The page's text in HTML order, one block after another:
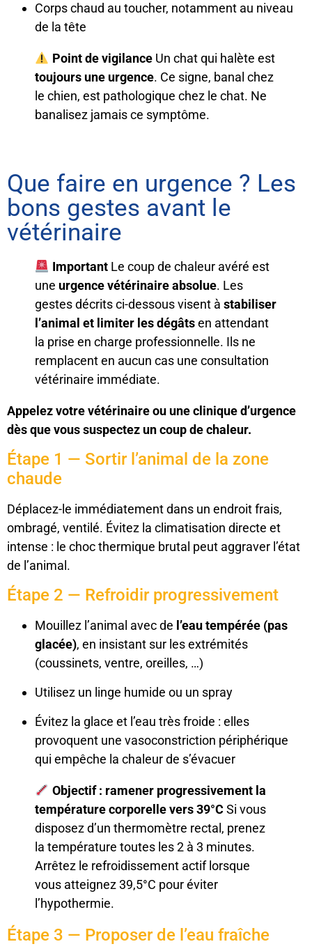
Corps chaud au toucher, notamment au niveau
de la tête
Point de vigilanceUn chat qui halète est
toujours une urgence. Ce signe, banal chez
le chien, est pathologique chez le chat. Ne
banalisez jamais ce symptôme.
Que faire en urgence ? Les
bons gestes avant le
vétérinaire
ImportantLe coup de chaleur avéré est
une urgence vétérinaire absolue. Les
gestes décrits ci-dessous visent à stabiliser
l’animal et limiter les dégâtsen attendant
la prise en charge professionnelle. Ils ne
remplacent en aucun cas une consultation
vétérinaire immédiate.
Appelez votre vétérinaire ou une clinique d’urgence
dès que vous suspectez un coup de chaleur.
Étape 1 — Sortir l’animal de la zone
chaude
Déplacez-le immédiatement dans un endroit frais,
ombragé, ventilé. Évitez la climatisation directe et
intense : le choc thermique brutal peut aggraver l’état
de l’animal.
Étape 2 — Refroidir progressivement
Mouillez l’animal avec de l’eau tempérée (pas
glacée), en insistant sur les extrémités
(coussinets, ventre, oreilles, …)
Utilisez un linge humide ou un spray
Évitez la glace et l’eau très froide : elles
provoquent une vasoconstriction périphérique
qui empêche la chaleur de s’évacuer
Objectif : ramener progressivement la
température corporelle vers 39°CSi vous
disposez d’un thermomètre rectal, prenez
la température toutes les 2 à 3 minutes.
Arrêtez le refroidissement actif lorsque
vous atteignez 39,5°C pour éviter
l’hypothermie.
Étape 3 — Proposer de l’eau fraîche